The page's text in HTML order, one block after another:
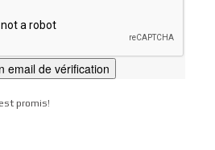
promis!